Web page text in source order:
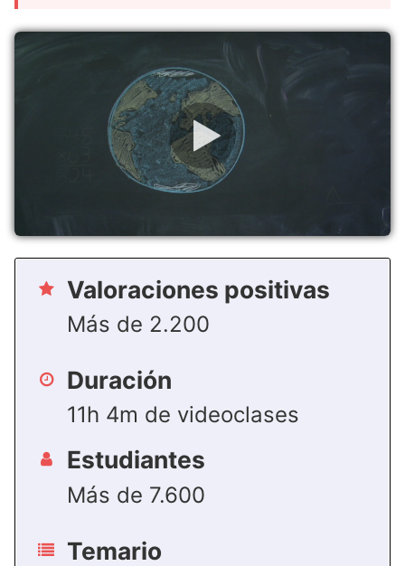
Valoraciones positivas
Más de 2.200
Duración
11h 4m de videoclases
Estudiantes
Más de 7.600
Temario